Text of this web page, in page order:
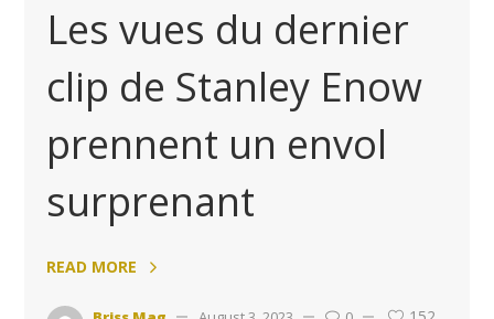
Les vues du dernier
clip de Stanley Enow
prennent un envol
surprenant
READ MORE